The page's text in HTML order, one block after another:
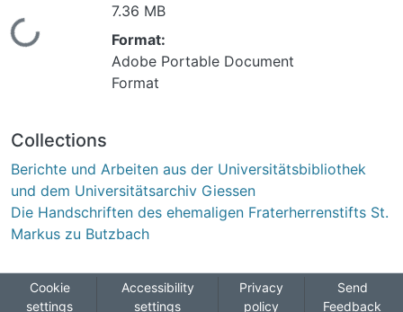
Loading...
7.36 MB
Format:
Adobe Portable Document
Format
Collections
Berichte und Arbeiten aus der Universitätsbibliothek
und dem Universitätsarchiv Giessen
Die Handschriften des ehemaligen Fraterherrenstifts St.
Markus zu Butzbach
Cookie
settings
Accessibility
settings
Privacy
policy
Send
Feedback